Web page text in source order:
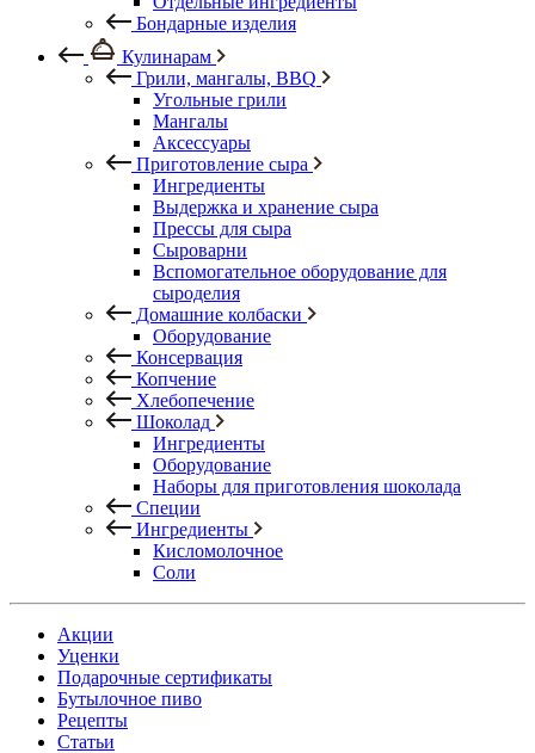
Бондарные изделия
Кулинарам
Грили, мангалы, BBQ
Угольные грили
Мангалы
Аксессуары
Приготовление сыра
Ингредиенты
Выдержка и хранение сыра
Прессы для сыра
Сыроварни
Вспомогательное оборудование для
сыроделия
Домашние колбаски
Оборудование
Консервация
Копчение
Хлебопечение
Шоколад
Ингредиенты
Оборудование
Наборы для приготовления шоколада
Специи
Ингредиенты
Кисломолочное
Соли
Акции
Уценки
Подарочные сертификаты
Бутылочное пиво
Рецепты
Статьи